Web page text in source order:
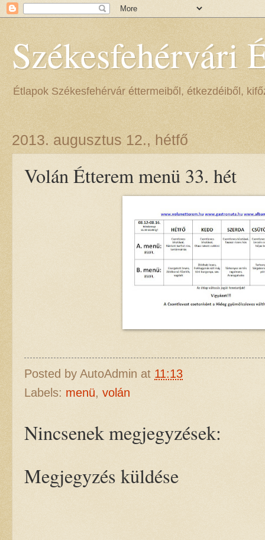
Székesfehérvári
Étlapok Székesfehérvár éttermeiből, étkezdéiből,
2013. augusztus 12., hétfő
Volán Étterem menü 33. hét
Posted by AutoAdmin at 11:13
Labels: menü, volán
Nincsenek megjegyzések:
Megjegyzés küldése